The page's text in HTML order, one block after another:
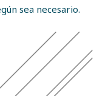
sea necesario.